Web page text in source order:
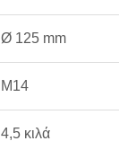
Ø 125 mm
M14
4,5 κιλά